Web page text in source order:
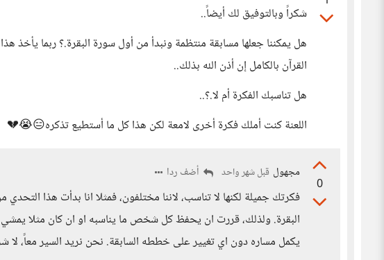
شكراً وبالتوفيق لك أيضاً..
هل يمكننا جعلها مسابقة منتظمة ونبدأ من أول سورة البقرة.؟ ربما
القرآن بالكامل إن أذن الله بذلك..
هل تناسبك الفكرة أم لا.؟..
اللعنة كنت أملك فكرة أخرى لامعة لكن هذا كل ما أستطيع تذكره😑😭💔
0
مجهول قبل شهر واحد أضف ردا
البقرة. ولذلك، قررت ان يحفظ كل شخص ما يناسبه او ان كان مثلا
يكمل مساره دون اي تغيير على خططه السابقة. نحن نريد السير معاً، لا